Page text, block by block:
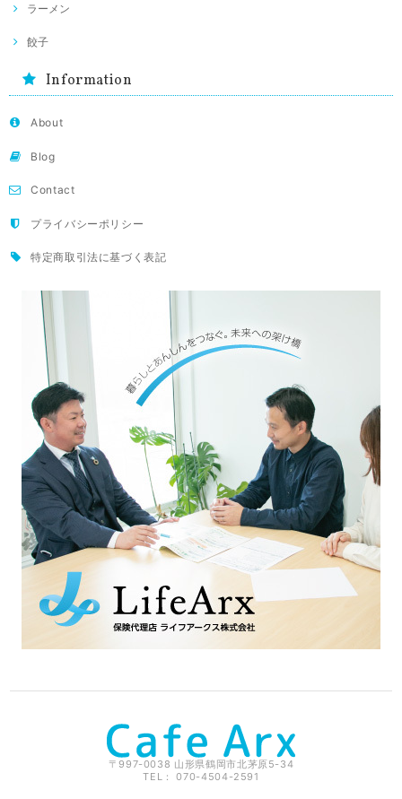
ラーメン
餃子
Information
About
Blog
Contact
プライバシーポリシー
特定商取引法に基づく表記
〒997-0038 山形県鶴岡市北茅原5-34
TEL： 070-4504-2591